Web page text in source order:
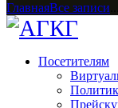
ГлавнаяВсе записи
Посетителям